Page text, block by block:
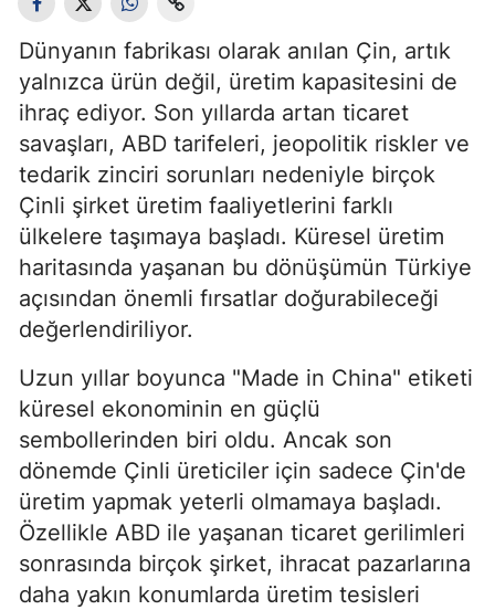
Dünyanın fabrikası olarak anılan Çin, artık
yalnızca ürün değil, üretim kapasitesini de
ihraç ediyor. Son yıllarda artan ticaret
savaşları, ABD tarifeleri, jeopolitik riskler ve
tedarik zinciri sorunları nedeniyle birçok
Çinli şirket üretim faaliyetlerini farklı
ülkelere taşımaya başladı. Küresel üretim
haritasında yaşanan bu dönüşümün Türkiye
açısından önemli fırsatlar doğurabileceği
değerlendiriliyor.
Uzun yıllar boyunca "Made in China" etiketi
küresel ekonominin en güçlü
sembollerinden biri oldu. Ancak son
dönemde Çinli üreticiler için sadece Çin'de
üretim yapmak yeterli olmamaya başladı.
Özellikle ABD ile yaşanan ticaret gerilimleri
sonrasında birçok şirket, ihracat pazarlarına
daha yakın konumlarda üretim tesisleri